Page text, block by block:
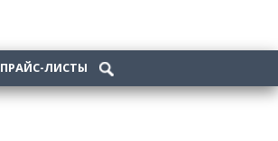
ПРАЙС-ЛИСТЫ